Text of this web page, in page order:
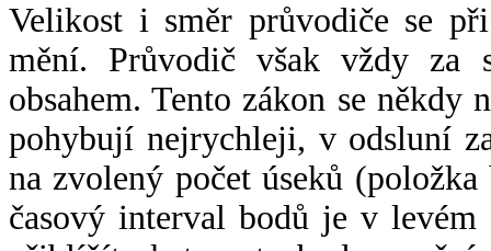
Velikost i směr průvodiče se
mění. Průvodič však vždy za
obsahem. Tento zákon se někdy
pohybují nejrychleji, v odsluní
na zvolený počet úseků
časový interval bodů je v